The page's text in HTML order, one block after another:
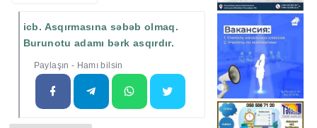
icb. Asqırmasına səbəb olmaq.
Burunotu adamı bərk asqırdır.
Paylaşın - Hamı bilsin